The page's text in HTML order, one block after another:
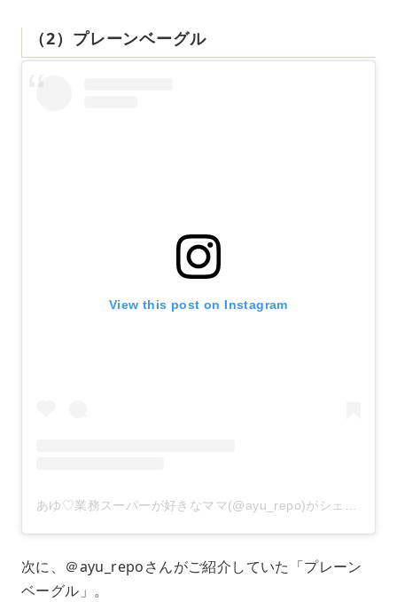
（2）プレーンベーグル
View this post on Instagram
あゆ♡業務スーパーが好きなママ(@ayu_repo)がシェアした投稿
次に、＠ayu_repoさんがご紹介していた「プレーン
ベーグル」。